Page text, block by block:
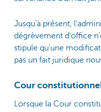
Jusqu'à présent,
dégrèvement d'office
stipule qu'une
pas un fait juridique
Cour
Lorsque la Cour